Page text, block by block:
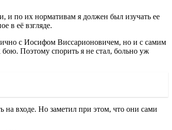
и по их нормативам я должен был изучать ее
в её взгляде.
с Иосифом Виссарионовичем, но и с самим
Поэтому спорить я не стал, больно уж
на входе. Но заметил при этом, что они сами